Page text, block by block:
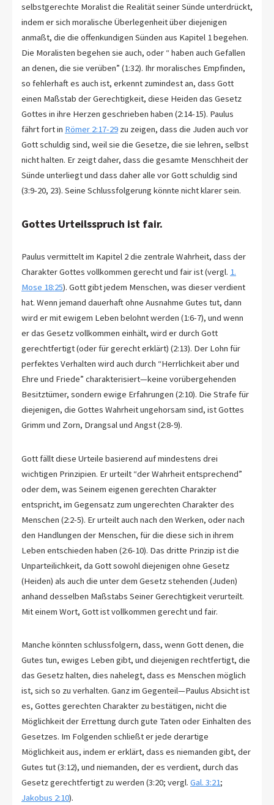
selbstgerechte Moralist die Realität seiner Sünde unterdrückt,
indem er sich moralische Überlegenheit über diejenigen
anmaßt, die die offenkundigen Sünden aus Kapitel 1 begehen.
Die Moralisten begehen sie auch, oder “ haben auch Gefallen
an denen, die sie verüben” (1:32). Ihr moralisches Empfinden,
so fehlerhaft es auch ist, erkennt zumindest an, dass Gott
einen Maßstab der Gerechtigkeit, diese Heiden das Gesetz
Gottes in ihre Herzen geschrieben haben (2:14-15). Paulus
fährt fort in Römer 2:17-29 zu zeigen, dass die Juden auch vor
Gott schuldig sind, weil sie die Gesetze, die sie lehren, selbst
nicht halten. Er zeigt daher, dass die gesamte Menschheit der
Sünde unterliegt und dass daher alle vor Gott schuldig sind
(3:9-20, 23). Seine Schlussfolgerung könnte nicht klarer sein.
Gottes Urteilsspruch ist fair.
Paulus vermittelt im Kapitel 2 die zentrale Wahrheit, dass der
Charakter Gottes vollkommen gerecht und fair ist (vergl. 1.
Mose 18:25). Gott gibt jedem Menschen, was dieser verdient
hat. Wenn jemand dauerhaft ohne Ausnahme Gutes tut, dann
wird er mit ewigem Leben belohnt werden (1:6-7), und wenn
er das Gesetz vollkommen einhält, wird er durch Gott
gerechtfertigt (oder für gerecht erklärt) (2:13). Der Lohn für
perfektes Verhalten wird auch durch “Herrlichkeit aber und
Ehre und Friede” charakterisiert—keine vorübergehenden
Besitztümer, sondern ewige Erfahrungen (2:10). Die Strafe für
diejenigen, die Gottes Wahrheit ungehorsam sind, ist Gottes
Grimm und Zorn, Drangsal und Angst (2:8-9).
Gott fällt diese Urteile basierend auf mindestens drei
wichtigen Prinzipien. Er urteilt “der Wahrheit entsprechend”
oder dem, was Seinem eigenen gerechten Charakter
entspricht, im Gegensatz zum ungerechten Charakter des
Menschen (2:2-5). Er urteilt auch nach den Werken, oder nach
den Handlungen der Menschen, für die diese sich in ihrem
Leben entschieden haben (2:6-10). Das dritte Prinzip ist die
Unparteilichkeit, da Gott sowohl diejenigen ohne Gesetz
(Heiden) als auch die unter dem Gesetz stehenden (Juden)
anhand desselben Maßstabs Seiner Gerechtigkeit verurteilt.
Mit einem Wort, Gott ist vollkommen gerecht und fair.
Manche könnten schlussfolgern, dass, wenn Gott denen, die
Gutes tun, ewiges Leben gibt, und diejenigen rechtfertigt, die
das Gesetz halten, dies nahelegt, dass es Menschen möglich
ist, sich so zu verhalten. Ganz im Gegenteil—Paulus Absicht ist
es, Gottes gerechten Charakter zu bestätigen, nicht die
Möglichkeit der Errettung durch gute Taten oder Einhalten des
Gesetzes. Im Folgenden schließt er jede derartige
Möglichkeit aus, indem er erklärt, dass es niemanden gibt, der
Gutes tut (3:12), und niemanden, der es verdient, durch das
Gesetz gerechtfertigt zu werden (3:20; vergl. Gal. 3:21;
Jakobus 2:10).